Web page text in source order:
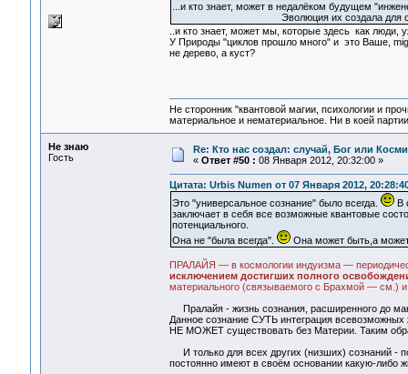
...и кто знает, может в недалёком будущем
Эволюция их создала для своей
..и кто знает, может мы, которые здесь как люди,
У Природы "циклов прошло много" и это Ваше,
не дерево, а куст?
Не сторонник "квантовой магии, психологии и
материальное и нематериальное. Ни в коей
Не знаю
Гость
Re: Кто нас создал: случай, Бог или
« Ответ #50 : 08 Января 2012, 20:32:00 »
Цитата: Urbis Numen от 07 Января 2012,
Это "универсальное сознание" было всегда.
В
заключает в себя все возможные квантовые
потенциального.
Она не "была всегда".
Она может быть,а может
ПРАЛАЙЯ — в космологии индуизма —
исключением достигших полного
материального (связываемого с Брахмой — см.)
Пралайя - жизнь сознания, расширенного до
Данное сознание СУТЬ интеграция
НЕ МОЖЕТ существовать без Материи. Таким
И только для всех других (низших) сознаний -
постоянно имеют в своём основании какую-либо